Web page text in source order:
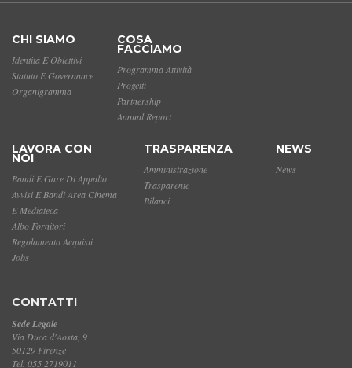
CHI SIAMO
Identità E Obiettivi
Statuto E Governance
Organigramma
COSA
FACCIAMO
Programma Attività
Progetti
Partnership
Annual Report
LAVORA CON
NOI
Bandi E Gare Di Appalto
Avvisi E Bandi Area Cinema
E Mediateca
Albo Fornitori
Regolamento Acquisti
Jobs
TRASPARENZA
Amministrazione
Trasparente
Bilanci
NEWS
News
CONTATTI
Sede Legale
Via Duca d'Aosta, 9
50129 Firenze
Tel. 055 2719011